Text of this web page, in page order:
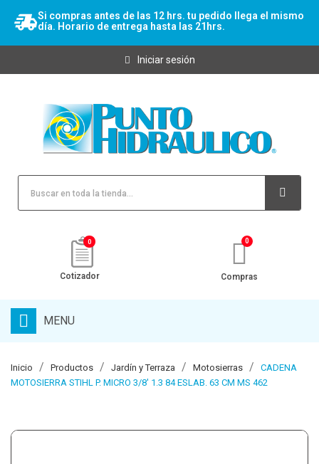
Si compras antes de las 12 hrs. tu pedido llega el mismo
día. Horario de entrega hasta las 21hrs.
Iniciar sesión
0
Cotizador Compras
MENU
Inicio Productos Jardín y Terraza Motosierras
CADENA
MOTOSIERRA STIHL P. MICRO 3/8' 1.3 84 ESLAB. 63 CM MS 462